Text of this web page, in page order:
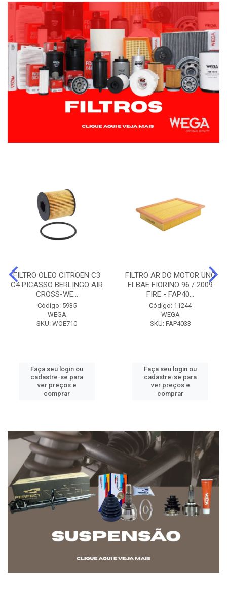
FILTRO OLEO CITROEN C3
C4 PICASSO BERLINGO AIR
CROSS-WE...
Código: 5935
WEGA
SKU: WOE710
Faça seu login ou
cadastre-se para
ver preços e
comprar
FILTRO AR DO MOTOR UNO
ELBAE FIORINO 96 / 2009
FIRE - FAP40...
Código: 11244
WEGA
SKU: FAP4033
Faça seu login ou
cadastre-se para
ver preços e
comprar